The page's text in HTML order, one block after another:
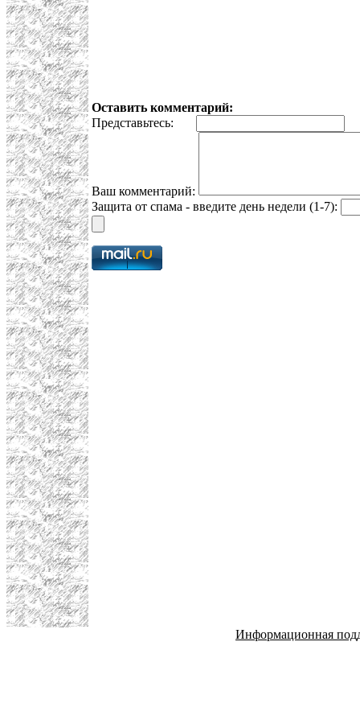
Оставить комментарий:
Представьтесь:
Ваш комментарий:
Защита от спама - введите день недели (1-7):
Информационная